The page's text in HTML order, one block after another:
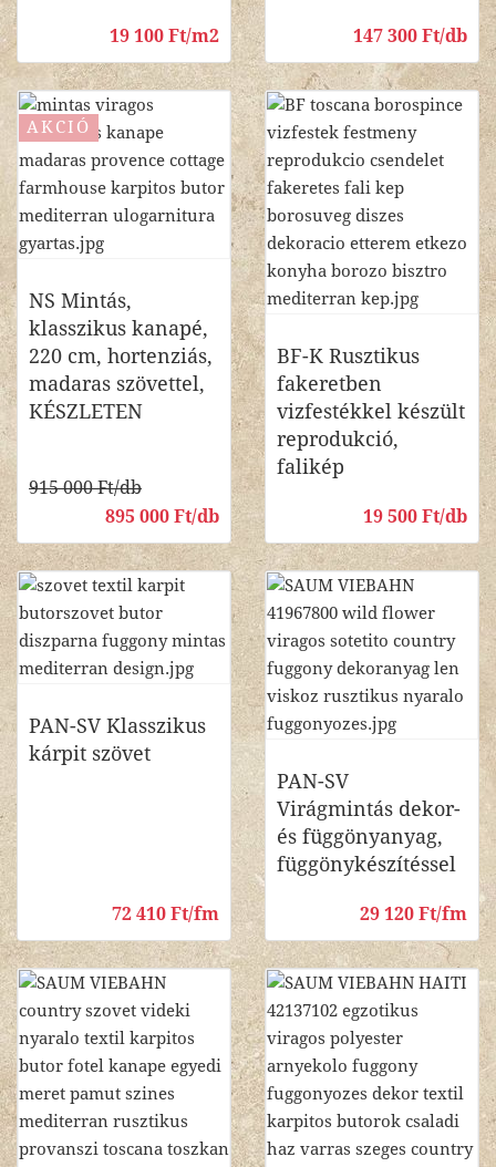
19 100 Ft/m2 147 300 Ft/db
AKCIÓ
NS Mintás,
klasszikus kanapé,
220 cm, hortenziás,
madaras szövettel,
KÉSZLETEN
915 000 Ft/db
895 000 Ft/db
BF-K Rusztikus
fakeretben
vizfestékkel készült
reprodukció,
falikép
19 500 Ft/db
PAN-SV Klasszikus
kárpit szövet
72 410 Ft/fm
PAN-SV
Virágmintás dekor-
és függönyanyag,
függönykészítéssel
29 120 Ft/fm